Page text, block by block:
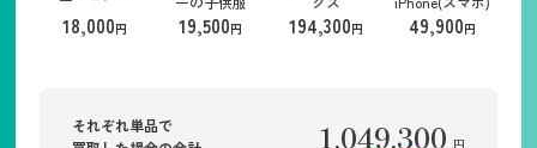
18,000円 19,500円 194,300円 49,900円
それぞれ単品で
1,049,300 円